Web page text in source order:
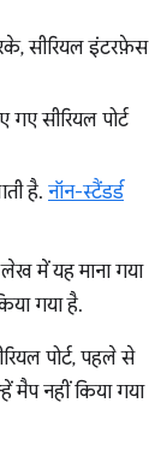
सीरियल इंटरफ़ेस
सीरियल पोर्ट
है. नॉन-स्टैंडर्ड
में यह माना गया
गया है.
पोर्ट, पहले से
मैप नहीं किया गया